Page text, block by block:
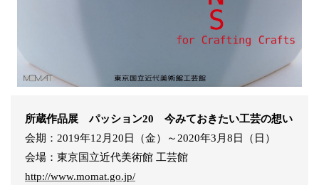
所蔵作品展 パッション20 今みておきたい工芸の想い
会期：2019年12月20日（金）～2020年3月8日（日）
会場：東京国立近代美術館 工芸館
http://www.momat.go.jp/